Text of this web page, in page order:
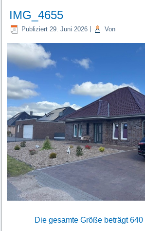
IMG_4655
Publiziert 29. Juni 2026 Von
Die gesamte Größe beträgt640